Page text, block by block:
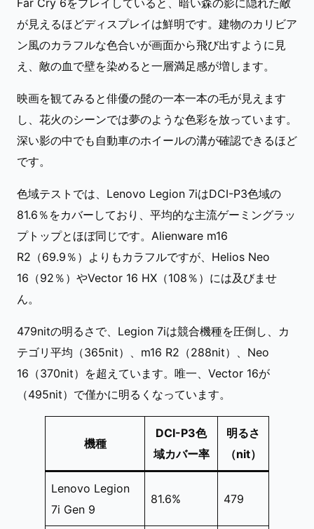
が見えるほどディスプレイは鮮明です。建物のカリビア
ン風のカラフルな色合いが画面から飛び出すように見
え、敵の血で壁を染めると一層満足感が増します。
映画を観てみると俳優の髭の一本一本の毛が見えます
し、花火のシーンでは夢のような色彩を放っています。
深い影の中でも自動車のホイールの溝が確認できるほど
です。
色域テストでは、Lenovo Legion 7iはDCI-P3色域の
81.6％をカバーしており、平均的な主流ゲーミングラッ
プトップとほぼ同じです。Alienware m16
R2（69.9％）よりもカラフルですが、Helios Neo
16（92％）やVector 16 HX（108％）には及びませ
ん。
479nitの明るさで、Legion 7iは競合機種を圧倒し、カ
テゴリ平均（365nit）、m16 R2（288nit）、Neo
16（370nit）を超えています。唯一、Vector 16が
（495nit）で僅かに明るくなっています。
機種
DCI-P3色
域カバー率
明るさ
（nit）
Lenovo Legion
7i Gen 9
81.6% 479